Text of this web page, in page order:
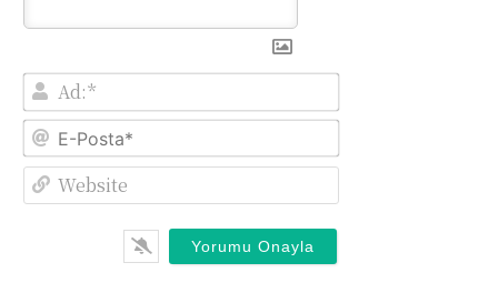
Ad:*
E-